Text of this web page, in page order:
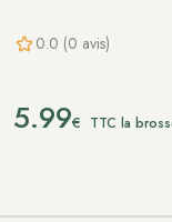
0.0 (0 avis)
5.99€ TTC la